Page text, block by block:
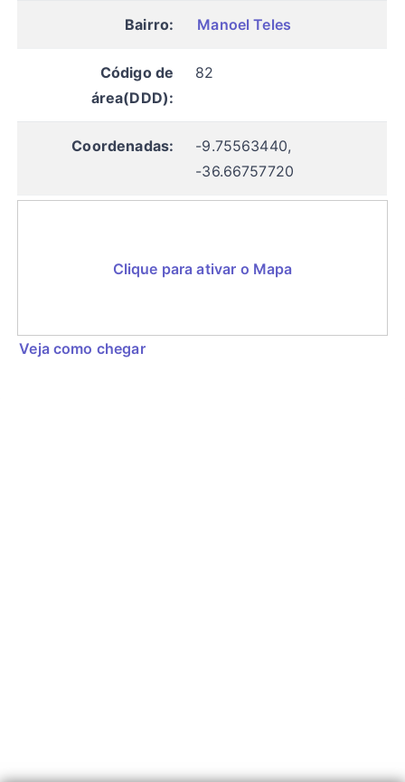
Bairro: Manoel Teles
Código de
área(DDD):
82
Coordenadas:
-9.75563440,
-36.66757720
Clique para ativar o Mapa
Veja como chegar